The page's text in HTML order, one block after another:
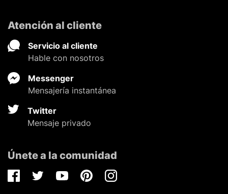
Atención al cliente
Servicio al cliente
Hable con nosotros
Messenger
Mensajería instantánea
Twitter
Mensaje privado
Únete a la comunidad
FacebookTwitterYoutubePinterestInstagram